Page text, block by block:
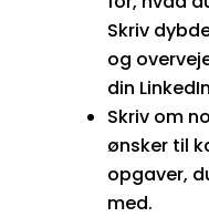
Skriv
og
din
Skriv om
ønsker til
opgaver,
med.